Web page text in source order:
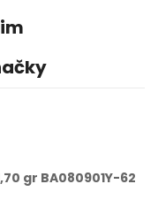
gr BA080901Y-62